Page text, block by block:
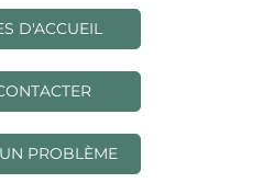
D'ACCUEIL
PROBLÈME